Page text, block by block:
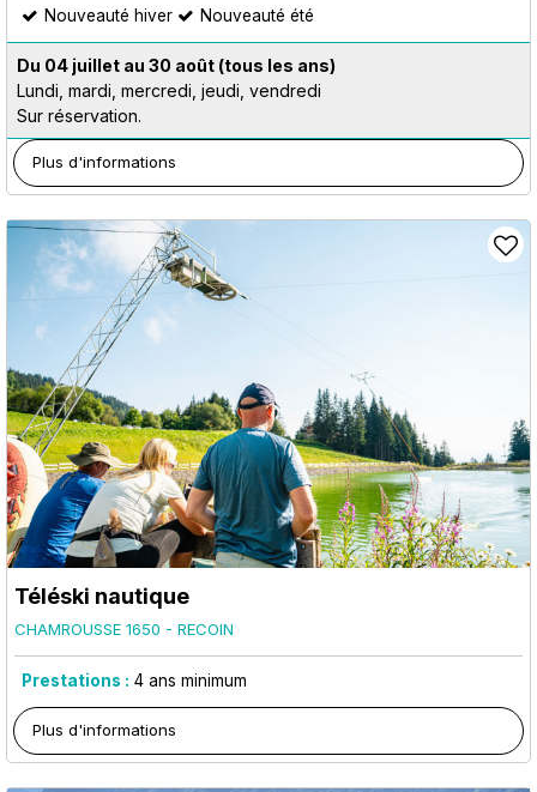
Nouveauté hiver Nouveauté été
Du 04 juillet au 30 août (tous les ans)
Lundi, mardi, mercredi, jeudi, vendredi
Sur réservation.
Plus d'informations
Téléski nautique
CHAMROUSSE 1650 - RECOIN
Prestations : 4 ans minimum
Plus d'informations